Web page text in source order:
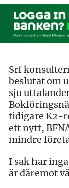
Srf
beslutat om
sju
tidigare K2-
ett nytt,
mindre
I sak har
är däremot